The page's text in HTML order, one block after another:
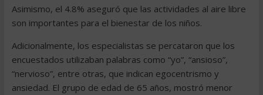
Asimismo, el 4.8% aseguró que las actividades al aire libre
son importantes para el bienestar de los niños.
Adicionalmente, los especialistas se percataron que los
encuestados utilizaban palabras como “yo”, “ansioso”,
“nervioso”, entre otras, que indican egocentrismo y
ansiedad. El grupo de edad de 65 años, mostró menor